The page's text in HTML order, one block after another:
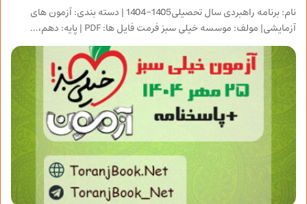
نام: برنامه راهبردی سال تحصیلی1405-1404 | دسته بندی: آزمون های
آزمایشی| مولف: موسسه خیلی سبز فرمت فایل ها: PDF | پایه: دهم،…